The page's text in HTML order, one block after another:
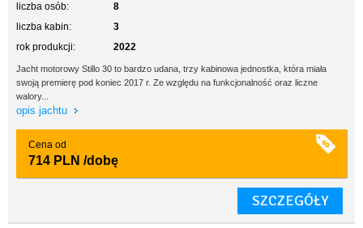
liczba osób:
8
liczba kabin:
3
rok produkcji:
2022
Jacht motorowy Stillo 30 to bardzo udana, trzy kabinowa jednostka, która miała
swoją premierę pod koniec 2017 r. Ze względu na funkcjonalność oraz liczne
walory...
opis jachtu
Cena od
714 PLN /dobę
SZCZEGÓŁY